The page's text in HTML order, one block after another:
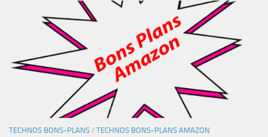
TECHNOS BONS-PLANS / TECHNOS BONS-PLANS AMAZON